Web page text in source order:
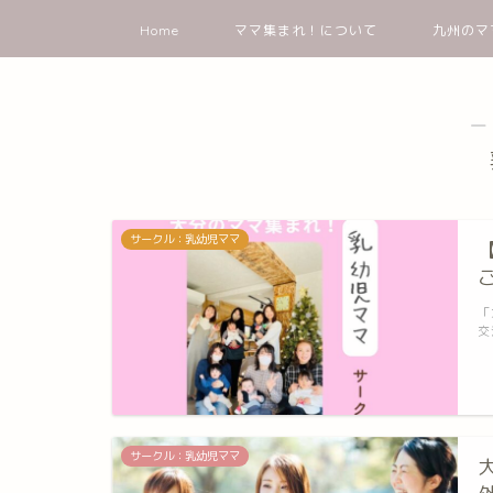
Home ママ集まれ！について 九州の
―
サークル：乳幼児ママ
サークル：乳幼児ママ